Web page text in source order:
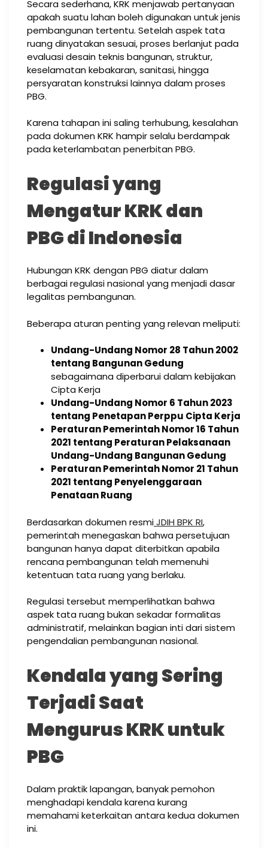
Secara sederhana, KRK menjawab pertanyaan
apakah suatu lahan boleh digunakan untuk jenis
pembangunan tertentu. Setelah aspek tata
ruang dinyatakan sesuai, proses berlanjut pada
evaluasi desain teknis bangunan, struktur,
keselamatan kebakaran, sanitasi, hingga
persyaratan konstruksi lainnya dalam proses
PBG.
Karena tahapan ini saling terhubung, kesalahan
pada dokumen KRK hampir selalu berdampak
pada keterlambatan penerbitan PBG.
Regulasi yang
Mengatur KRK dan
PBG di Indonesia
Hubungan KRK dengan PBG diatur dalam
berbagai regulasi nasional yang menjadi dasar
legalitas pembangunan.
Beberapa aturan penting yang relevan meliputi:
Undang-Undang Nomor 28 Tahun 2002
tentang Bangunan Gedung
sebagaimana diperbarui dalam kebijakan
Cipta Kerja
Undang-Undang Nomor 6 Tahun 2023
tentang Penetapan Perppu Cipta Kerja
Peraturan Pemerintah Nomor 16 Tahun
2021 tentang Peraturan Pelaksanaan
Undang-Undang Bangunan Gedung
Peraturan Pemerintah Nomor 21 Tahun
2021 tentang Penyelenggaraan
Penataan Ruang
Berdasarkan dokumen resmiJDIH BPK RI,
pemerintah menegaskan bahwa persetujuan
bangunan hanya dapat diterbitkan apabila
rencana pembangunan telah memenuhi
ketentuan tata ruang yang berlaku.
Regulasi tersebut memperlihatkan bahwa
aspek tata ruang bukan sekadar formalitas
administratif, melainkan bagian inti dari sistem
pengendalian pembangunan nasional.
Kendala yang Sering
Terjadi Saat
Mengurus KRK untuk
PBG
Dalam praktik lapangan, banyak pemohon
menghadapi kendala karena kurang
memahami keterkaitan antara kedua dokumen
ini.